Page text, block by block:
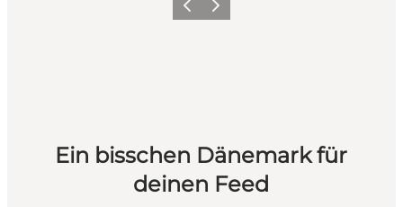
ZurückWeiter
Ein bisschen Dänemark für
deinen Feed